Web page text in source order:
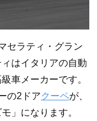
セラティ・グラン
はイタリアの自動
車メーカーです。
の2ドアクーペが、
」になります。